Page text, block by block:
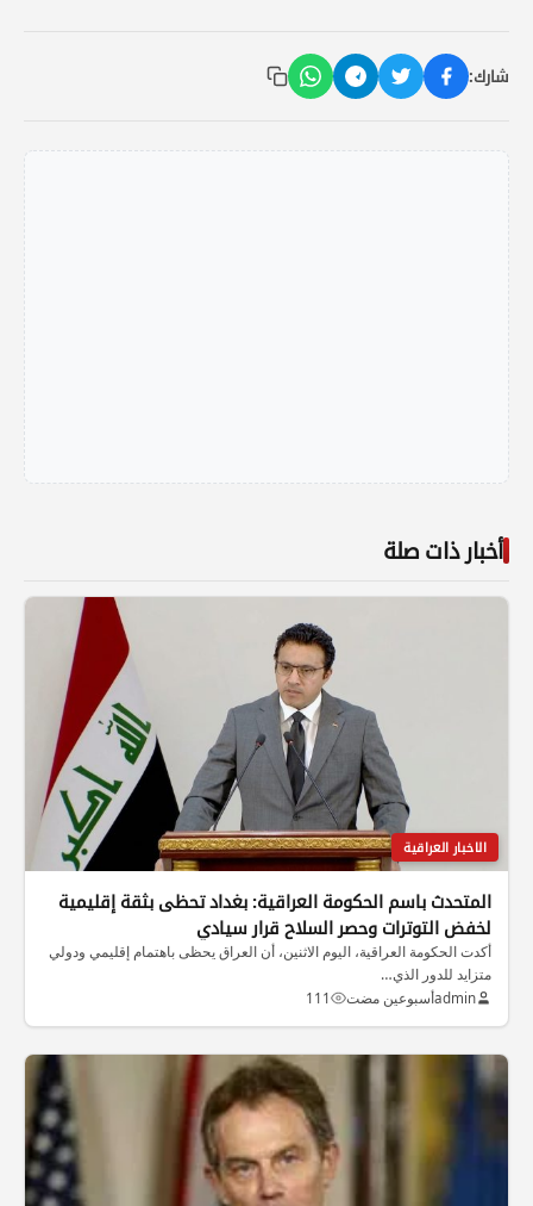
شارك:
أخبار ذات صلة
الاخبار العراقية
المتحدث باسم الحكومة العراقية: بغداد تحظى بثقة إقليمية
لخفض التوترات وحصر السلاح قرار سيادي
أكدت الحكومة العراقية، اليوم الاثنين، أن العراق يحظى باهتمام إقليمي ودولي
متزايد للدور الذي…
adminأسبوعين مضت 111